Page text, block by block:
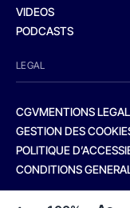
VIDEOS
PODCASTS
LEGAL
CGVMENTIONS
GESTION DES
POLITIQUE
CONDITIONS